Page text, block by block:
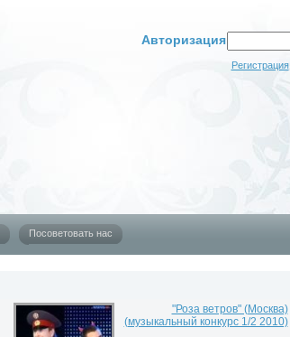
Авторизация
Регистрация
Посоветовать нас
"Роза ветров" (Москва)
(музыкальный конкурс 1/2 2010)